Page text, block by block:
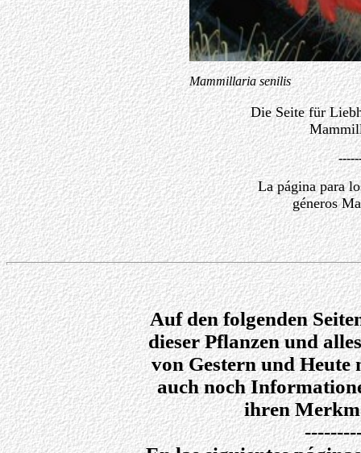
Mammillaria senilis
Die Seite für
La página para
géneros
Auf den folgenden
dieser Pflanzen und
von Gestern und Heute
auch noch
ihren